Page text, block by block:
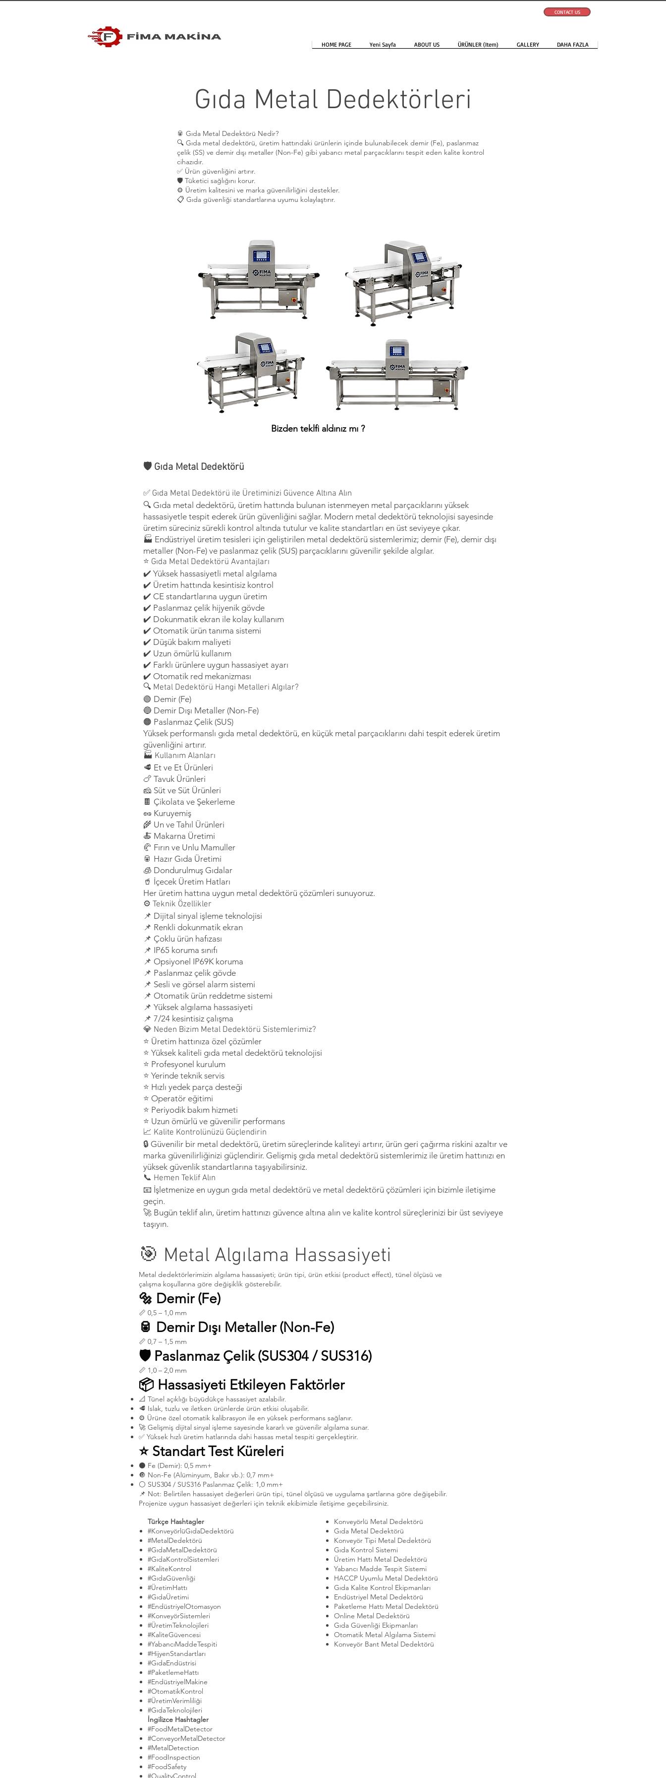
CONTACT US
HOME PAGE Yeni Sayfa ABOUT US ÜRÜNLER (Item) GALLERY DAHA FAZLA
Gıda Metal Dedektörleri
🥫 Gıda Metal Dedektörü Nedir?
🔍 Gıda metal dedektörü, üretim hattındaki ürünlerin içinde bulunabilecek demir (Fe), paslanmaz
çelik (SS) ve demir dışı metaller (Non-Fe) gibi yabancı metal parçacıklarını tespit eden kalite kontrol
cihazıdır.
✅ Ürün güvenliğini artırır.
🛡️ Tüketici sağlığını korur.
⚙️ Üretim kalitesini ve marka güvenilirliğini destekler.
📋 Gıda güvenliği standartlarına uyumu kolaylaştırır.
Bizden teklfi aldınız mı ?
🛡️ Gıda Metal Dedektörü
✅ Gıda Metal Dedektörü ile Üretiminizi Güvence Altına Alın
🔍 Gıda metal dedektörü, üretim hattında bulunan istenmeyen metal parçacıklarını yüksek
hassasiyetle tespit ederek ürün güvenliğini sağlar. Modern metal dedektörü teknolojisi sayesinde
üretim süreciniz sürekli kontrol altında tutulur ve kalite standartları en üst seviyeye çıkar.
🏭 Endüstriyel üretim tesisleri için geliştirilen metal dedektörü sistemlerimiz; demir (Fe), demir dışı
metaller (Non-Fe) ve paslanmaz çelik (SUS) parçacıklarını güvenilir şekilde algılar.
⭐ Gıda Metal Dedektörü Avantajları
✔️ Yüksek hassasiyetli metal algılama
✔️ Üretim hattında kesintisiz kontrol
✔️ CE standartlarına uygun üretim
✔️ Paslanmaz çelik hijyenik gövde
✔️ Dokunmatik ekran ile kolay kullanım
✔️ Otomatik ürün tanıma sistemi
✔️ Düşük bakım maliyeti
✔️ Uzun ömürlü kullanım
✔️ Farklı ürünlere uygun hassasiyet ayarı
✔️ Otomatik red mekanizması
🔍 Metal Dedektörü Hangi Metalleri Algılar?
🟢 Demir (Fe)
🔵 Demir Dışı Metaller (Non-Fe)
🟠 Paslanmaz Çelik (SUS)
Yüksek performanslı gıda metal dedektörü, en küçük metal parçacıklarını dahi tespit ederek üretim
güvenliğini artırır.
🏭 Kullanım Alanları
🥩 Et ve Et Ürünleri
🍗 Tavuk Ürünleri
🧀 Süt ve Süt Ürünleri
🍫 Çikolata ve Şekerleme
🥜 Kuruyemiş
🌾 Un ve Tahıl Ürünleri
🍝 Makarna Üretimi
🥐 Fırın ve Unlu Mamuller
🥫 Hazır Gıda Üretimi
🧊 Dondurulmuş Gıdalar
🥤 İçecek Üretim Hatları
Her üretim hattına uygun metal dedektörü çözümleri sunuyoruz.
⚙️ Teknik Özellikler
📌 Dijital sinyal işleme teknolojisi
📌 Renkli dokunmatik ekran
📌 Çoklu ürün hafızası
📌 IP65 koruma sınıfı
📌 Opsiyonel IP69K koruma
📌 Paslanmaz çelik gövde
📌 Sesli ve görsel alarm sistemi
📌 Otomatik ürün reddetme sistemi
📌 Yüksek algılama hassasiyeti
📌 7/24 kesintisiz çalışma
💎 Neden Bizim Metal Dedektörü Sistemlerimiz?
⭐ Üretim hattınıza özel çözümler
⭐ Yüksek kaliteli gıda metal dedektörü teknolojisi
⭐ Profesyonel kurulum
⭐ Yerinde teknik servis
⭐ Hızlı yedek parça desteği
⭐ Operatör eğitimi
⭐ Periyodik bakım hizmeti
⭐ Uzun ömürlü ve güvenilir performans
📈 Kalite Kontrolünüzü Güçlendirin
🔒 Güvenilir bir metal dedektörü, üretim süreçlerinde kaliteyi artırır, ürün geri çağırma riskini azaltır ve
marka güvenilirliğinizi güçlendirir. Gelişmiş gıda metal dedektörü sistemlerimiz ile üretim hattınızı en
yüksek güvenlik standartlarına taşıyabilirsiniz.
📞 Hemen Teklif Alın
📧 İşletmenize en uygun gıda metal dedektörü ve metal dedektörü çözümleri için bizimle iletişime
geçin.
🚀 Bugün teklif alın, üretim hattınızı güvence altına alın ve kalite kontrol süreçlerinizi bir üst seviyeye
taşıyın.
🎯 Metal Algılama Hassasiyeti
Metal dedektörlerimizin algılama hassasiyeti; ürün tipi, ürün etkisi (product effect), tünel ölçüsü ve
çalışma koşullarına göre değişiklik gösterebilir.
🔩 Demir (Fe)
📏 0,5 – 1,0 mm
🥫 Demir Dışı Metaller (Non-Fe)
📏 0,7 – 1,5 mm
🛡️ Paslanmaz Çelik (SUS304 / SUS316)
📏 1,0 – 2,0 mm
📦 Hassasiyeti Etkileyen Faktörler
📐 Tünel açıklığı büyüdükçe hassasiyet azalabilir.
🥩 Islak, tuzlu ve iletken ürünlerde ürün etkisi oluşabilir.
⚙️ Ürüne özel otomatik kalibrasyon ile en yüksek performans sağlanır.
🚀 Gelişmiş dijital sinyal işleme sayesinde kararlı ve güvenilir algılama sunar.
✅ Yüksek hızlı üretim hatlarında dahi hassas metal tespiti gerçekleştirir.
⭐ Standart Test Küreleri
⚫ Fe (Demir): 0,5 mm+
🔘 Non-Fe (Alüminyum, Bakır vb.): 0,7 mm+
⚪ SUS304 / SUS316 Paslanmaz Çelik: 1,0 mm+
📌 Not: Belirtilen hassasiyet değerleri ürün tipi, tünel ölçüsü ve uygulama şartlarına göre değişebilir.
Projenize uygun hassasiyet değerleri için teknik ekibimizle iletişime geçebilirsiniz.
Türkçe Hashtagler
#KonveyörlüGıdaDedektörü
#MetalDedektörü
#GıdaMetalDedektörü
#GıdaKontrolSistemleri
#KaliteKontrol
#GıdaGüvenliği
#ÜretimHattı
#GıdaÜretimi
#EndüstriyelOtomasyon
#KonveyörSistemleri
#ÜretimTeknolojileri
#KaliteGüvencesi
#YabancıMaddeTespiti
#HijyenStandartları
#GıdaEndüstrisi
#PaketlemeHattı
#EndüstriyelMakine
#OtomatikKontrol
#ÜretimVerimliliği
#GıdaTeknolojileri
İngilizce Hashtagler
#FoodMetalDetector
#ConveyorMetalDetector
#MetalDetection
#FoodInspection
#FoodSafety
#QualityControl
Konveyörlü Metal Dedektörü
Gıda Metal Dedektörü
Konveyör Tipi Metal Dedektörü
Gıda Kontrol Sistemi
Üretim Hattı Metal Dedektörü
Yabancı Madde Tespit Sistemi
HACCP Uyumlu Metal Dedektörü
Gıda Kalite Kontrol Ekipmanları
Endüstriyel Metal Dedektörü
Paketleme Hattı Metal Dedektörü
Online Metal Dedektörü
Gıda Güvenliği Ekipmanları
Otomatik Metal Algılama Sistemi
Konveyör Bant Metal Dedektörü